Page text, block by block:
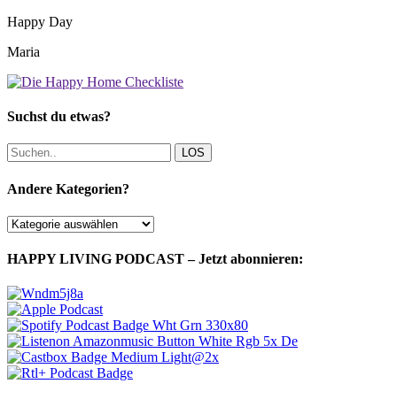
Happy Day
Maria
Suchst du etwas?
LOS
Andere Kategorien?
Andere
HAPPY LIVING PODCAST – Jetzt abonnieren: